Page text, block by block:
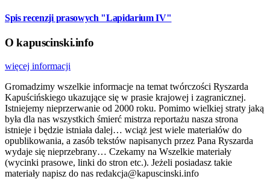
Spis recenzji prasowych "Lapidarium IV"
O kapuscinski.info
więcej informacji
Gromadzimy wszelkie informacje na temat twórczości Ryszarda
Kapuścińskiego ukazujące się w prasie krajowej i zagranicznej.
Istniejemy nieprzerwanie od 2000 roku. Pomimo wielkiej straty jaką
była dla nas wszystkich śmierć mistrza reportażu nasza strona
istnieje i będzie istniała dalej… wciąż jest wiele materiałów do
opublikowania, a zasób tekstów napisanych przez Pana Ryszarda
wydaje się nieprzebrany… Czekamy na Wszelkie materiały
(wycinki prasowe, linki do stron etc.). Jeżeli posiadasz takie
materiały napisz do nas redakcja@kapuscinski.info